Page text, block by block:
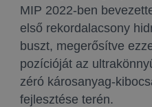
MIP 2022-ben
első rekordalacsony
buszt, megerősítve
pozícióját az
zéró károsanyag-
fejlesztése terén.